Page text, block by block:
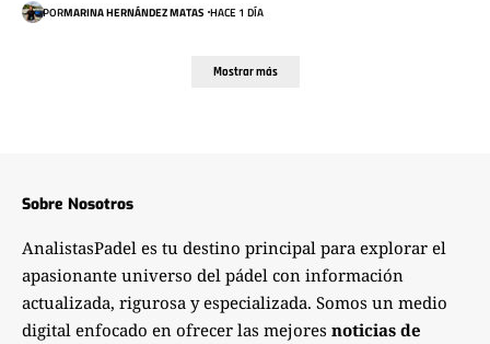
PORMARINA HERNÁNDEZ MATAS HACE 1 DÍA
Mostrar más
Sobre Nosotros
AnalistasPadel es tu destino principal para explorar el
apasionante universo del pádel con información
actualizada, rigurosa y especializada. Somos un medio
digital enfocado en ofrecer las mejores noticias de